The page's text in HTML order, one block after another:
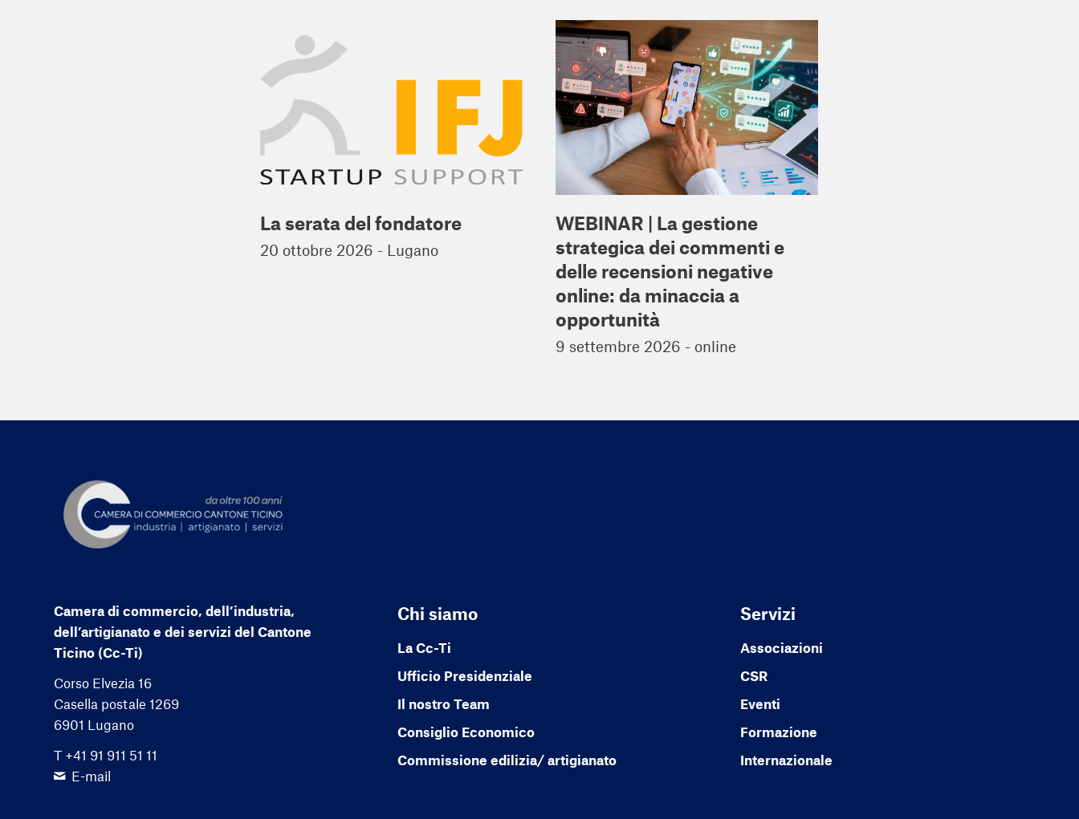
La serata del fondatore
20 ottobre 2026 - Lugano
WEBINAR | La gestione
strategica dei commenti e
delle recensioni negative
online: da minaccia a
opportunità
9 settembre 2026 - online
Camera di commercio, dell’industria,
dell’artigianato e dei servizi del Cantone
Ticino (Cc-Ti)
Corso Elvezia 16
Casella postale 1269
6901 Lugano
T +41 91 911 51 11
E-mail
Chi siamo
La Cc-Ti
Ufficio Presidenziale
Il nostro Team
Consiglio Economico
Commissione edilizia/ artigianato
Servizi
Associazioni
CSR
Eventi
Formazione
Internazionale